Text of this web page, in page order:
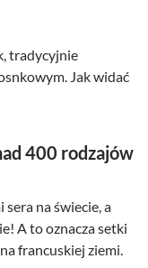
tradycyjnie
Jak widać
400 rodzajów
na świecie, a
A to oznacza setki
francuskiej ziemi.